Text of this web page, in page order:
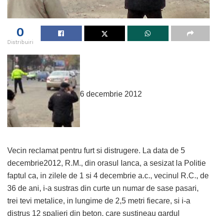
0
Distribuiri
6 decembrie 2012
Vecin reclamat pentru furt si distrugere. La data de 5
decembrie2012, R.M., din orasul Ianca, a sesizat la Politie
faptul ca, in zilele de 1 si 4 decembrie a.c., vecinul R.C., de
36 de ani, i-a sustras din curte un numar de sase pasari,
trei tevi metalice, in lungime de 2,5 metri fiecare, si i-a
distrus 12 spalieri din beton, care sustineau gardul